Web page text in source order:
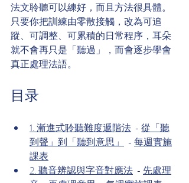
法文聆聽可以練好，而且方法很具體。
只要你把訓練由零散接觸，改為可追
蹤、可調整、可累積的日常程序，耳朵
就不會再只是「聽過」，而會逐步學會
真正處理法語。
目录
1. 漸進式聆聽難度遞階法
  -
從「聽
到聲」到「聽到意思」
  -
每週實施
課表
2. 聽音辨認與字音對應法
  -
先處理